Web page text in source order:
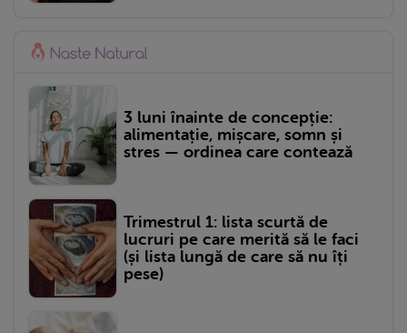
3 luni înainte de concepție:
alimentație, mișcare, somn și
stres — ordinea care contează
Trimestrul 1: lista scurtă de
lucruri pe care merită să le faci
(și lista lungă de care să nu îți
pese)